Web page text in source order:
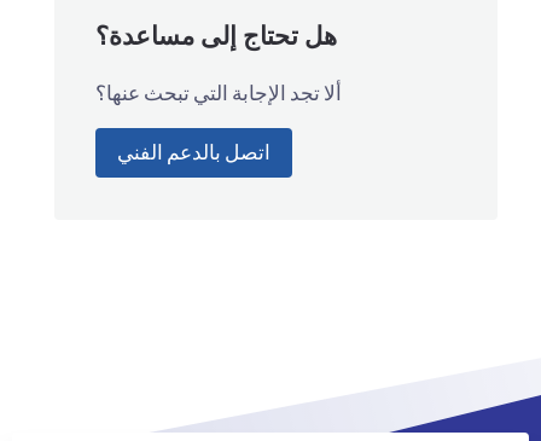
هل تحتاج إلى مساعدة؟
ألا تجد الإجابة التي تبحث عنها؟
اتصل بالدعم الفني